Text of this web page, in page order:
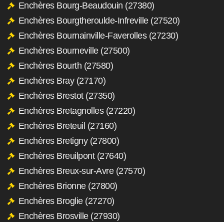
Enchères Bourg-Beaudouin (27380)
Enchères Bourgtheroulde-Infreville (27520)
Enchères Bournainville-Faverolles (27230)
Enchères Bourneville (27500)
Enchères Bourth (27580)
Enchères Bray (27170)
Enchères Brestot (27350)
Enchères Bretagnolles (27220)
Enchères Breteuil (27160)
Enchères Bretigny (27800)
Enchères Breuilpont (27640)
Enchères Breux-sur-Avre (27570)
Enchères Brionne (27800)
Enchères Broglie (27270)
Enchères Brosville (27930)